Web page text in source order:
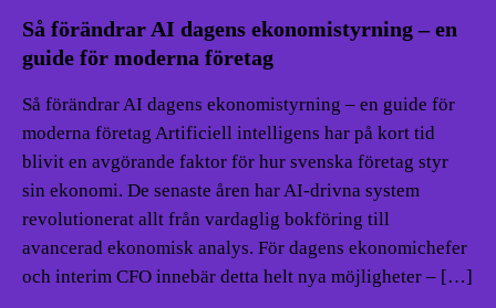
Så förändrar AI dagens ekonomistyrning – en
guide för moderna företag
Så förändrar AI dagens ekonomistyrning – en guide för
moderna företag Artificiell intelligens har på kort tid
blivit en avgörande faktor för hur svenska företag styr
sin ekonomi. De senaste åren har AI-drivna system
revolutionerat allt från vardaglig bokföring till
avancerad ekonomisk analys. För dagens ekonomichefer
och interim CFO innebär detta helt nya möjligheter – […]